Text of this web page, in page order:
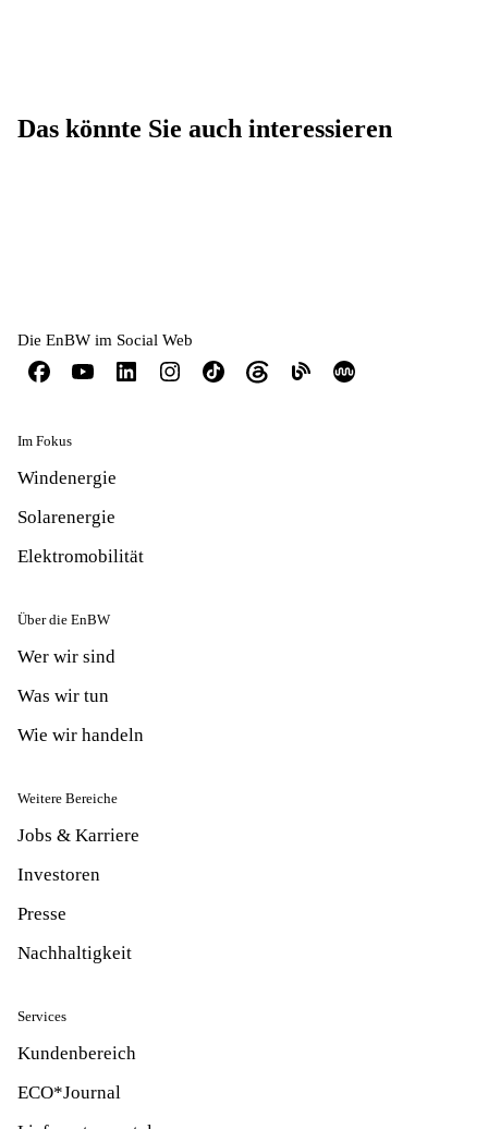
Das könnte Sie auch interessieren
Die EnBW im Social Web
Im Fokus
Windenergie
Solarenergie
Elektromobilität
Über die EnBW
Wer wir sind
Was wir tun
Wie wir handeln
Weitere Bereiche
Jobs & Karriere
Investoren
Presse
Nachhaltigkeit
Services
Kundenbereich
ECO*Journal